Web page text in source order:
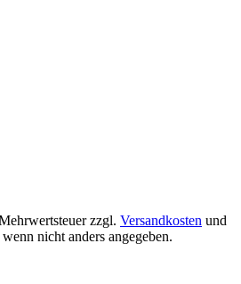
zzgl. Versandkosten und
nicht anders angegeben.